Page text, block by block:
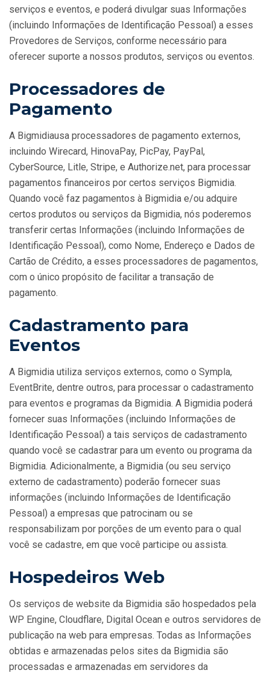
serviços e eventos, e poderá divulgar suas Informações
(incluindo Informações de Identificação Pessoal) a esses
Provedores de Serviços, conforme necessário para
oferecer suporte a nossos produtos, serviços ou eventos.
Processadores de
Pagamento
A Bigmidiausa processadores de pagamento externos,
incluindo Wirecard, HinovaPay, PicPay, PayPal,
CyberSource, Litle, Stripe, e Authorize.net, para processar
pagamentos financeiros por certos serviços Bigmidia.
Quando você faz pagamentos à Bigmidia e/ou adquire
certos produtos ou serviços da Bigmidia, nós poderemos
transferir certas Informações (incluindo Informações de
Identificação Pessoal), como Nome, Endereço e Dados de
Cartão de Crédito, a esses processadores de pagamentos,
com o único propósito de facilitar a transação de
pagamento.
Cadastramento para
Eventos
A Bigmidia utiliza serviços externos, como o Sympla,
EventBrite, dentre outros, para processar o cadastramento
para eventos e programas da Bigmidia. A Bigmidia poderá
fornecer suas Informações (incluindo Informações de
Identificação Pessoal) a tais serviços de cadastramento
quando você se cadastrar para um evento ou programa da
Bigmidia. Adicionalmente, a Bigmidia (ou seu serviço
externo de cadastramento) poderão fornecer suas
informações (incluindo Informações de Identificação
Pessoal) a empresas que patrocinam ou se
responsabilizam por porções de um evento para o qual
você se cadastre, em que você participe ou assista.
Hospedeiros Web
Os serviços de website da Bigmidia são hospedados pela
WP Engine, Cloudflare, Digital Ocean e outros servidores de
publicação na web para empresas. Todas as Informações
obtidas e armazenadas pelos sites da Bigmidia são
processadas e armazenadas em servidores da